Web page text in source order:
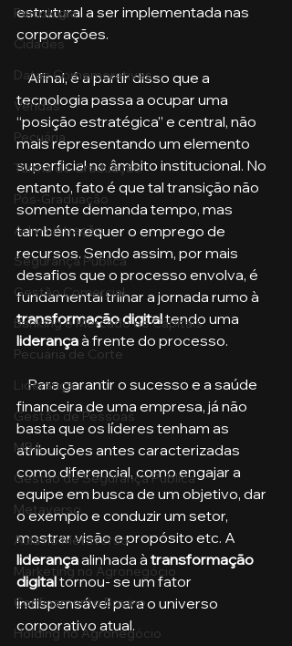
Psicologia
Cidades
Datas Comemorativas
Vendas
Pecuária
Turma de Graduação
Pós-Graduação
Administração
Segurança Publica
Gestão Comercial
Banking e Mercado de Capitais
Pecuária de Corte
Liderança
Gestão de Pessoas
MBA
Gestão de Segurança Publica
Metaverso
Aula no Metaverso
Marketing no Agronegócio
Confinamento Bovino
Holding no Agronegócio
estrutural a ser implementada nas
corporações.
    Afinal, é a partir disso que a
tecnologia passa a ocupar uma
“posição estratégica” e central, não
mais representando um elemento
superficial no âmbito institucional. No
entanto, fato é que tal transição não
somente demanda tempo, mas
também requer o emprego de
recursos. Sendo assim, por mais
desafios que o processo envolva, é
fundamental trilhar a jornada rumo à
transformação digital tendo uma
liderança à frente do processo.
    Para garantir o sucesso e a saúde
financeira de uma empresa, já não
basta que os líderes tenham as
atribuições antes caracterizadas
como diferencial, como engajar a
equipe em busca de um objetivo, dar
o exemplo e conduzir um setor,
mostrar visão e propósito etc. A
liderança alinhada à transformação
digital tornou- se um fator
indispensável para o universo
corporativo atual.